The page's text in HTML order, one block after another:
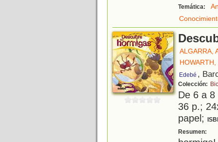
Temática:
ALGARRA,
Edebé ,
Colección:
De 6 a
36 p.;
papel;
Resumen: